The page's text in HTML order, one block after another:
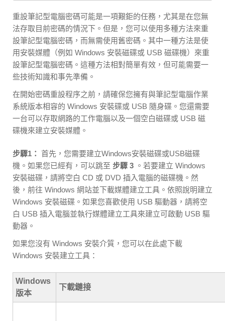
重設筆記型電腦密碼可能是一項艱鉅的任務，尤其是在您無
法存取目前密碼的情況下。但是，您可以使用多種方法來重
設筆記型電腦密碼，而無需使用舊密碼。其中一種方法是使
用安裝媒體（例如 Windows 安裝磁碟或 USB 磁碟機）來重
設筆記型電腦密碼。這種方法相對簡單有效，但可能需要一
些技術知識和事先準備。
在開始密碼重設程序之前，請確保您擁有與筆記型電腦作業
系統版本相容的 Windows 安裝碟或 USB 隨身碟。您還需要
一台可以存取網路的工作電腦以及一個空白磁碟或 USB 磁
碟機來建立安裝媒體。
步驟1： 首先，您需要建立Windows安裝磁碟或USB磁碟
機。如果您已經有，可以跳至 步驟 3 。若要建立 Windows
安裝磁碟，請將空白 CD 或 DVD 插入電腦的磁碟機。然
後，前往 Windows 網站並下載媒體建立工具。依照說明建立
Windows 安裝磁碟。如果您喜歡使用 USB 驅動器，請將空
白 USB 插入電腦並執行媒體建立工具來建立可啟動 USB 驅
動器。
如果您沒有 Windows 安裝介質，您可以在此處下載
Windows 安裝建立工具：
Windows
版本
下載鏈接